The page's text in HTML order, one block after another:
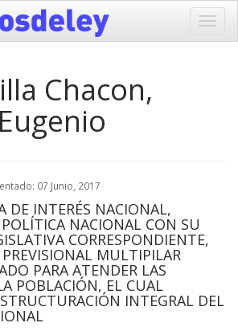
Chacon,
07 Junio, 2017
DE INTERÉS NACIONAL,
NACIONAL CON SU
CORRESPONDIENTE,
MULTIPILAR
PARA ATENDER LAS
POBLACIÓN, EL CUAL
INTEGRAL DEL